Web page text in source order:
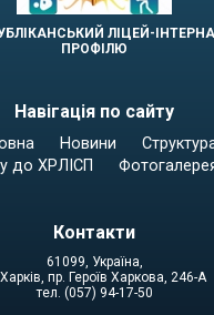
ЛІЦЕЙ-
ПРОФІЛЮ
Навігація по сайту
Новини
до ХРЛІСП
Контакти
61099, Україна,
пр. Героїв Харкова, 246-А
тел. (057) 94-17-50